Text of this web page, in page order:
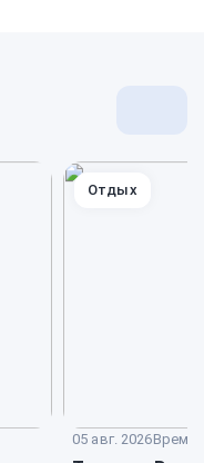
05 авг. 2026Время
Отдых